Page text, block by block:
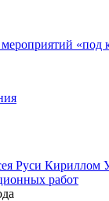
«под
Руси Кириллом
работ